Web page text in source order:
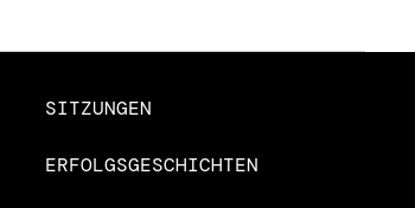
SITZUNGEN
ERFOLGSGESCHICHTEN